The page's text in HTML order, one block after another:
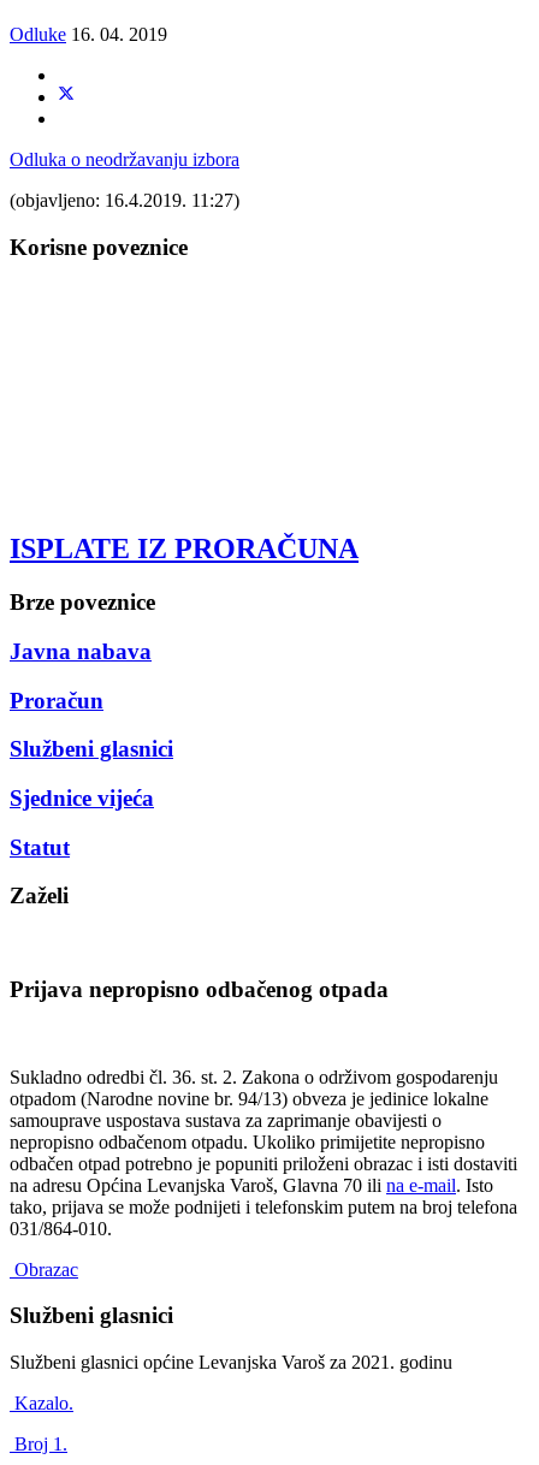
Odluke 16. 04. 2019
Odluka o neodržavanju izbora
(objavljeno: 16.4.2019. 11:27)
Korisne poveznice
ISPLATE IZ PRORAČUNA
Brze poveznice
Javna nabava
Proračun
Službeni glasnici
Sjednice vijeća
Statut
Zaželi
Prijava nepropisno odbačenog otpada
Sukladno odredbi čl. 36. st. 2. Zakona o održivom gospodarenju
otpadom (Narodne novine br. 94/13) obveza je jedinice lokalne
samouprave uspostava sustava za zaprimanje obavijesti o
nepropisno odbačenom otpadu. Ukoliko primijetite nepropisno
odbačen otpad potrebno je popuniti priloženi obrazac i isti dostaviti
na adresu Općina Levanjska Varoš, Glavna 70 ili na e-mail. Isto
tako, prijava se može podnijeti i telefonskim putem na broj telefona
031/864-010.
Obrazac
Službeni glasnici
Službeni glasnici općine Levanjska Varoš za 2021. godinu
Kazalo.
Broj 1.